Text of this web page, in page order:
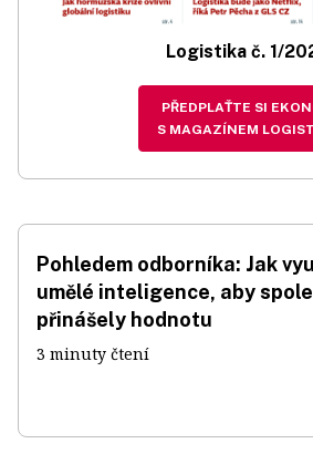
Logistika č. 1/
PŘEDPLAŤTE SI
S MAGAZÍNEM
Pohledem odborníka: Jak
umělé inteligence, aby
přinášely hodnotu
3 minuty čtení